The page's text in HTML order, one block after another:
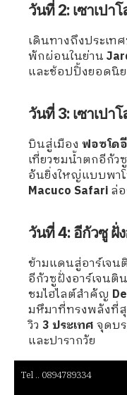
วันที่ 2: เซาเปาโ
เดินทางถึงประเท
พักผ่อนในย่าน
และช้อปปิ้งยอดนิ
วันที่ 3: เซาเปา
บินสู่เมือง ฟอซโด
เที่ยวชมน้ำตกอีกั
อันยิ่งใหญ่แบบพา
Macuco Safariล่
วันที่ 4: อีกัวซู ฝั่
ข้ามแดนสู่อาร์เจน
อีกัวซูฝั่งอาร์เจนติ
ชมไฮไลต์สำคัญ
มหึมาที่ทรงพลังที่
วิว 3 ประเทศจุดบ
และปารากวัย
วันที่ 5: ฟอซโดอี
Tel .. 0894789334